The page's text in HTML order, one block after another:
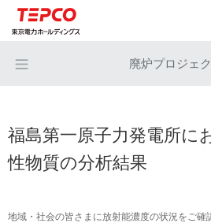
廃炉プロジェ
福島第一原子力発電所に
性物質の分析結果
地域・社会の皆さまに放射能濃度の状況をご確